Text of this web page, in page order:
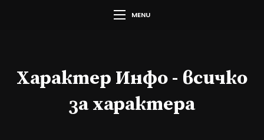
MENU
Характер Инфо - всичко
за характера